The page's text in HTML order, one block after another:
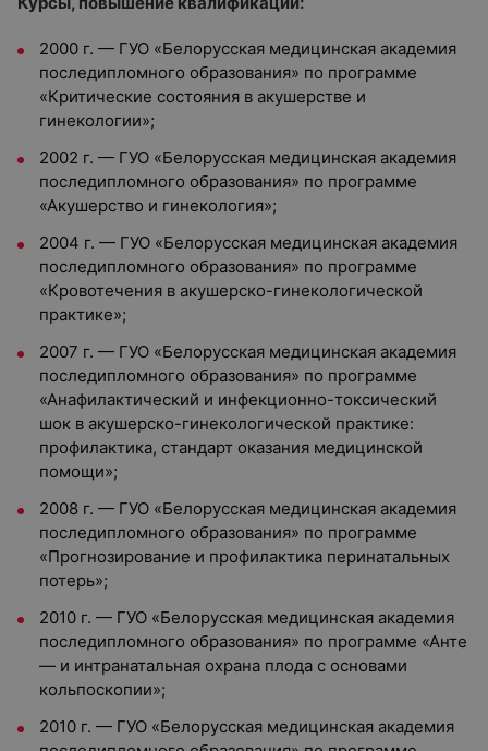
2000 г. — ГУО «Белорусская медицинская академия
последипломного образования» по программе
«Критические состояния в акушерстве и
гинекологии»;
2002 г. — ГУО «Белорусская медицинская академия
последипломного образования» по программе
«Акушерство и гинекология»;
2004 г. — ГУО «Белорусская медицинская академия
последипломного образования» по программе
«Кровотечения в акушерско-гинекологической
практике»;
2007 г. — ГУО «Белорусская медицинская академия
последипломного образования» по программе
«Анафилактический и инфекционно-токсический
шок в акушерско-гинекологической практике:
профилактика, стандарт оказания медицинской
помощи»;
2008 г. — ГУО «Белорусская медицинская академия
последипломного образования» по программе
«Прогнозирование и профилактика перинатальных
потерь»;
2010 г. — ГУО «Белорусская медицинская академия
последипломного образования» по программе «Анте
— и интранатальная охрана плода с основами
кольпоскопии»;
2010 г. — ГУО «Белорусская медицинская академия